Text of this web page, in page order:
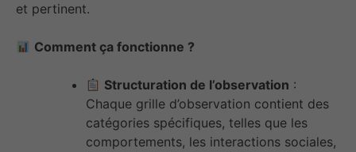
et pertinent.
Comment ça fonctionne ?
Structuration de l’observation :
Chaque grille d’observation contient des
catégories spécifiques, telles que les
comportements, les interactions sociales,